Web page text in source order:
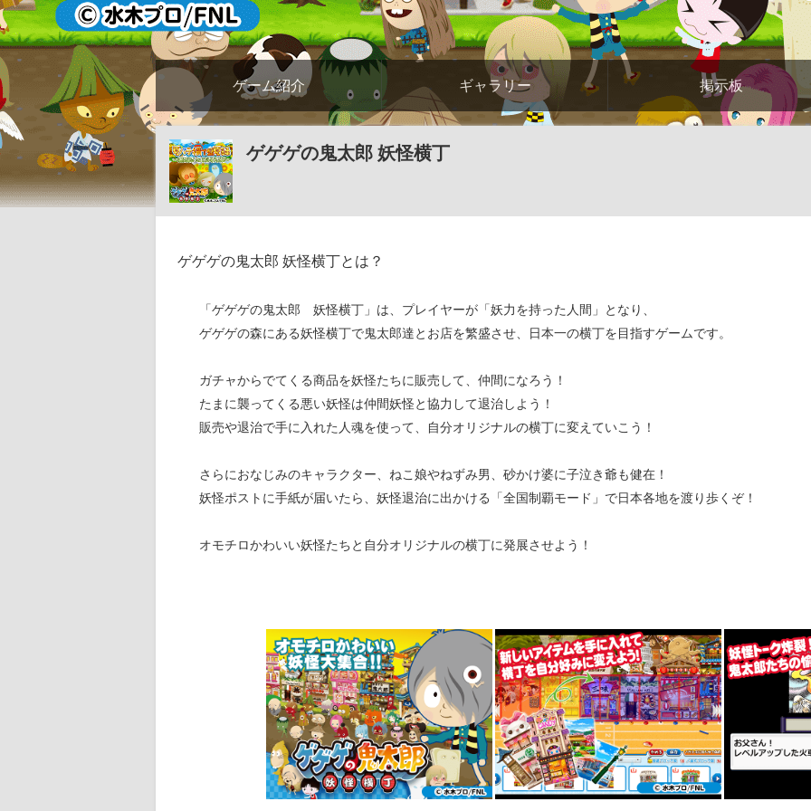
ゲーム紹介 ギャラリー 掲示板
ゲゲゲの鬼太郎 妖怪横丁
ゲゲゲの鬼太郎 妖怪横丁とは？
「ゲゲゲの鬼太郎 妖怪横丁」は、プレイヤーが「妖力を持った人間」となり、
ゲゲゲの森にある妖怪横丁で鬼太郎達とお店を繁盛させ、日本一の横丁を目指すゲームです。
ガチャからでてくる商品を妖怪たちに販売して、仲間になろう！
たまに襲ってくる悪い妖怪は仲間妖怪と協力して退治しよう！
販売や退治で手に入れた人魂を使って、自分オリジナルの横丁に変えていこう！
さらにおなじみのキャラクター、ねこ娘やねずみ男、砂かけ婆に子泣き爺も健在！
妖怪ポストに手紙が届いたら、妖怪退治に出かける「全国制覇モード」で日本各地を渡り歩くぞ！
オモチロかわいい妖怪たちと自分オリジナルの横丁に発展させよう！